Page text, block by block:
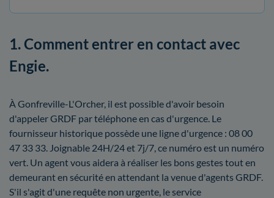
1. Comment entrer en contact avec
Engie.
À Gonfreville-L'Orcher, il est possible d'avoir besoin
d'appeler GRDF par téléphone en cas d'urgence. Le
fournisseur historique possède une ligne d'urgence : 08 00
47 33 33. Joignable 24H/24 et 7j/7, ce numéro est un numéro
vert. Un agent vous aidera à réaliser les bons gestes tout en
demeurant en sécurité en attendant la venue d'agents GRDF.
S'il s'agit d'une requête non urgente, le service